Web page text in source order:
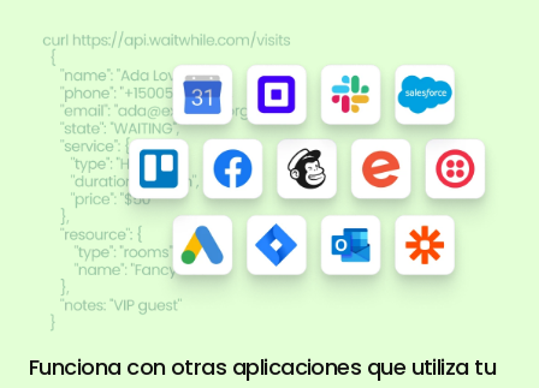
Funciona con otras aplicaciones que utiliza tu